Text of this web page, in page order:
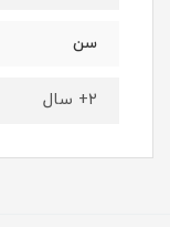
سن
۲+ سال